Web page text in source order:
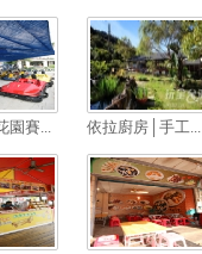
園賽... 依拉廚房│手工...